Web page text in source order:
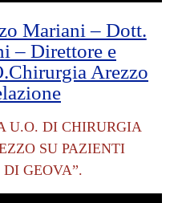
Mariani – Dott.
– Direttore e
Arezzo
U.O. DI CHIRURGIA
SU PAZIENTI
GEOVA”.